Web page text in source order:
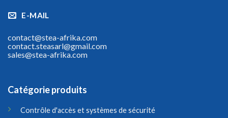
E-MAIL
contact@stea-afrika.com
contact.steasarl@gmail.com
sales@stea-afrika.com
Catégorie produits
Contrôle d'accès et systèmes de sécurité